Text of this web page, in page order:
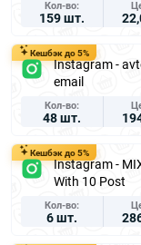
Кол-во
159 шт.
Кешбэк до 5%
Instagram -
email
Кол-во
48 шт.
Кешбэк до 5%
Instagram -
With 10 Post
Кол-во
6 шт.